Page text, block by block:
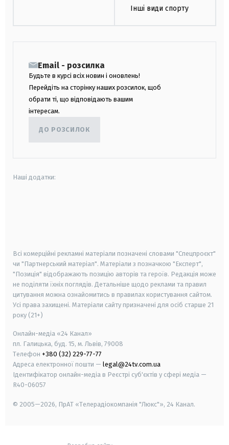
Інші види спорту
Email - розсилка
Будьте в курсі всіх новин і оновлень!
Перейдіть на сторінку наших розсилок, щоб
обрати ті, що відповідають вашим
інтересам.
ДО РОЗСИЛОК
Наші додатки:
Всі комерційні рекламні матеріали позначені словами "Спецпроєкт"
чи "Партнерський матеріал". Матеріали з позначкою "Експерт",
"Позиція" відображають позицію авторів та героїв. Редакція може
не поділяти їхніх поглядів. Детальніше щодо реклами та правил
цитування можна ознайомитись в правилах користування сайтом.
Усі права захищені. Матеріали сайту призначені для осіб старше 21
року (21+)
Онлайн-медіа «24 Канал»
пл. Галицька, буд. 15, м. Львів, 79008
Телефон +380 (32) 229-77-77
Адреса електронної пошти — legal@24tv.com.ua
Ідентифікатор онлайн-медіа в Реєстрі суб'єктів у сфері медіа —
R40-06057
© 2005—2026, ПрАТ «Телерадіокомпанія "Люкс"», 24 Канал.